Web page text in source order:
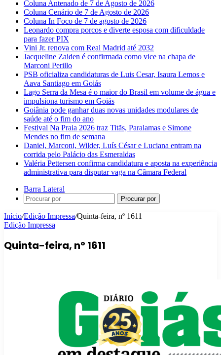
Coluna Antenado de 7 de Agosto de 2026
Coluna Cenário de 7 de Agosto de 2026
Coluna In Foco de 7 de agosto de 2026
Leonardo compra porcos e diverte esposa com dificuldade
para fazer PIX
Vini Jr. renova com Real Madrid até 2032
Jacqueline Zaiden é confirmada como vice na chapa de
Marconi Perillo
PSB oficializa candidaturas de Luis Cesar, Isaura Lemos e
Aava Santiago em Goiás
Lago Serra da Mesa é o maior do Brasil em volume de água e
impulsiona turismo em Goiás
Goiânia pode ganhar duas novas unidades modulares de
saúde até o fim do ano
Festival Na Praia 2026 traz Titãs, Paralamas e Simone
Mendes no fim de semana
Daniel, Marconi, Wilder, Luís César e Luciana entram na
corrida pelo Palácio das Esmeraldas
Valéria Pettersen confirma candidatura e aposta na experiência
administrativa para disputar vaga na Câmara Federal
Barra Lateral
Procurar por
Início/Edição Impressa/Quinta-feira, nº 1611
Edição Impressa
Quinta-feira, nº 1611